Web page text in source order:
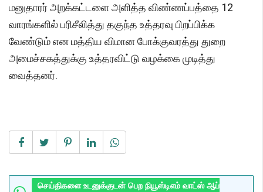
மனுதாரர் அறக்கட்டளை அளித்த விண்ணப்பத்தை 12
வாரங்களில் பரிசீலித்து தகுந்த உத்தரவு பிறப்பிக்க
வேண்டும் என மத்திய விமான போக்குவரத்து துறை
அமைச்சகத்துக்கு உத்தரவிட்டு வழக்கை முடித்து
வைத்தனர்.
செய்திகளை உடனுக்குடன் பெற நியூஸ்டிஎம் வாட்ஸ் ஆப்